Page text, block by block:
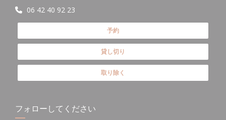
06 42 40 92 23
予約
貸し切り
取り除く
フォローしてください